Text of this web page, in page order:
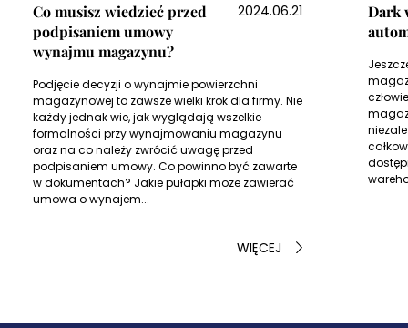
Co musisz wiedzieć przed
podpisaniemumowy
wynajmu magazynu?
2024.06.21
Podjęcie decyzji o wynajmie powierzchni
magazynowej to zawsze wielki krok dla firmy. Nie
każdy jednak wie, jak wyglądają wszelkie
formalności przy wynajmowaniu magazynu
oraz na co należy zwrócić uwagę przed
podpisaniem umowy. Co powinno być zawarte
w dokumentach? Jakie pułapki może zawierać
umowa o wynajem...
WIĘCEJ
Dark